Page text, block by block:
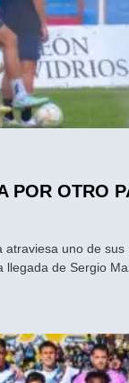
POR OTRO
atraviesa uno de
llegada de Sergio